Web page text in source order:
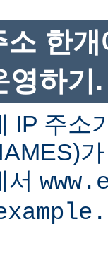
소 한
영하기.
IP 주소
서